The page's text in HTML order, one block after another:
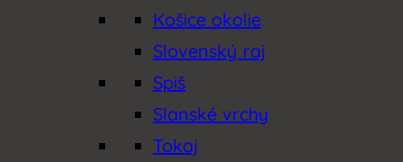
Košice okolie
Slovenský raj
Spiš
Slanské vrchy
Tokaj